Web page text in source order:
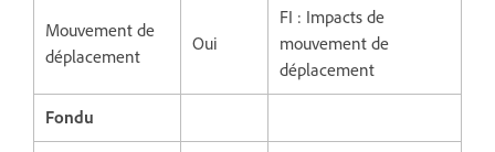
Mouvement de
déplacement
Oui
FI : Impacts de
mouvement de
déplacement
Fondu